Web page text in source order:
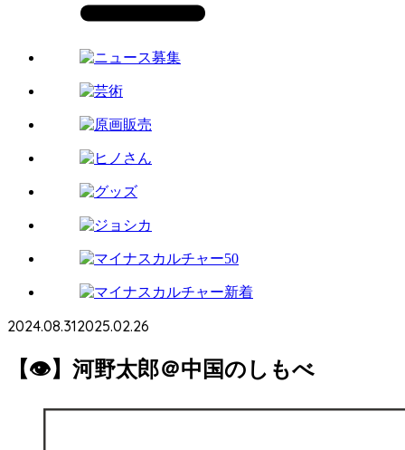
2024.08.312025.02.26
【👁】河野太郎＠中国のしもべ